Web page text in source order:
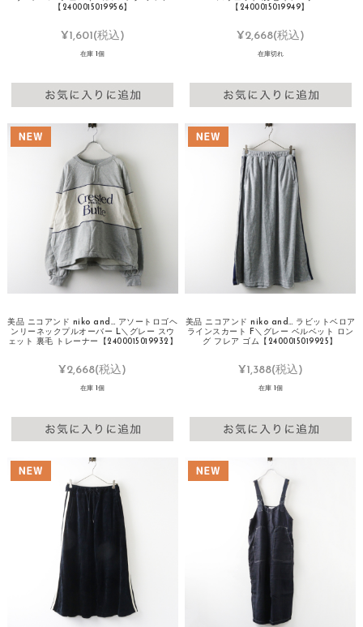
【2400015019956】
¥1,601(税込)
在庫 1個
【2400015019949】
¥2,668(税込)
在庫切れ
美品 ニコアンド niko and… アソートロゴヘ
ンリーネックプルオーバー L＼グレー スウ
ェット 裏毛 トレーナー【2400015019932】
¥2,668(税込)
在庫 1個
美品 ニコアンド niko and… ラビットベロア
ラインスカート F＼グレー ベルベット ロン
グ フレア ゴム【2400015019925】
¥1,388(税込)
在庫 1個